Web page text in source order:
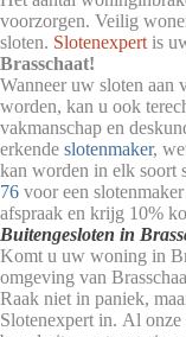
voorzorgen. Veilig
sloten. Slotenexpert is
Brasschaat!
Wanneer uw sloten aan
worden, kan u ook
vakmanschap en
erkende slotenmaker,
kan worden in elk soort
76 voor een
afspraak en krijg 10%
Buitengesloten in
Komt u uw woning in
omgeving van
Raak niet in paniek,
Slotenexpert in. Al onze